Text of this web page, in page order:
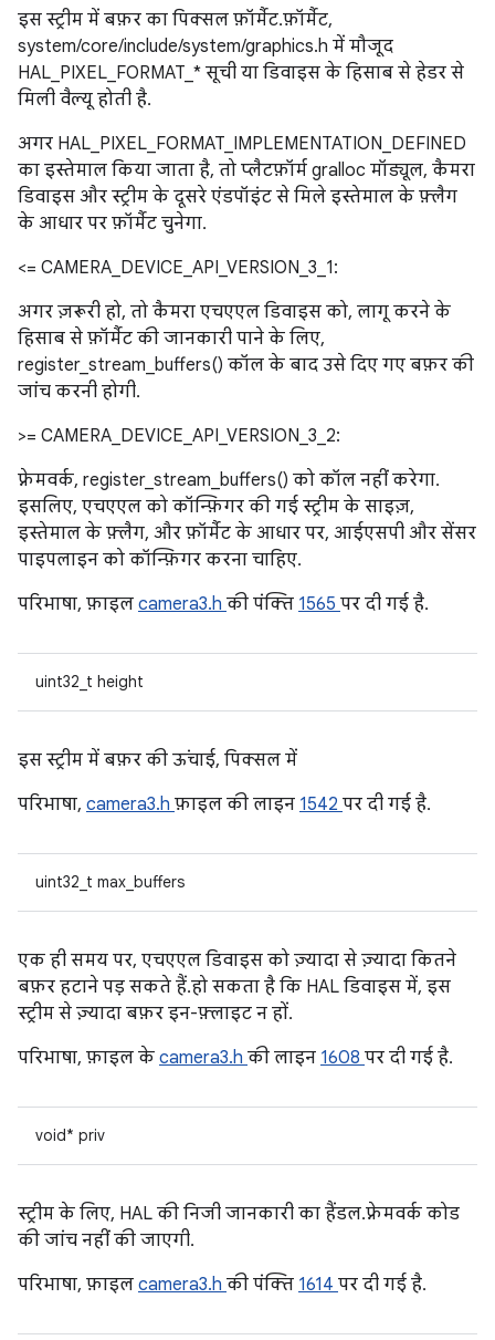
इस स्ट्रीम में बफ़र का पिक्सल फ़ॉर्मैट. फ़ॉर्मैट,
system/core/include/system/graphics.h में मौजूद
HAL_PIXEL_FORMAT_* सूची या डिवाइस के हिसाब से हेडर से
मिली वैल्यू होती है.
अगर HAL_PIXEL_FORMAT_IMPLEMENTATION_DEFINED
का इस्तेमाल किया जाता है, तो प्लैटफ़ॉर्म gralloc मॉड्यूल, कैमरा
डिवाइस और स्ट्रीम के दूसरे एंडपॉइंट से मिले इस्तेमाल के फ़्लैग
के आधार पर फ़ॉर्मैट चुनेगा.
<= CAMERA_DEVICE_API_VERSION_3_1:
अगर ज़रूरी हो, तो कैमरा एचएएल डिवाइस को, लागू करने के
हिसाब से फ़ॉर्मैट की जानकारी पाने के लिए,
register_stream_buffers() कॉल के बाद उसे दिए गए बफ़र की
जांच करनी होगी.
>= CAMERA_DEVICE_API_VERSION_3_2:
फ़्रेमवर्क, register_stream_buffers() को कॉल नहीं करेगा.
इसलिए, एचएएल को कॉन्फ़िगर की गई स्ट्रीम के साइज़,
इस्तेमाल के फ़्लैग, और फ़ॉर्मैट के आधार पर, आईएसपी और सेंसर
पाइपलाइन को कॉन्फ़िगर करना चाहिए.
परिभाषा, फ़ाइल camera3.h की पंक्ति 1565 पर दी गई है.
uint32_t height
इस स्ट्रीम में बफ़र की ऊंचाई, पिक्सल में
परिभाषा, camera3.h फ़ाइल की लाइन 1542 पर दी गई है.
uint32_t max_buffers
एक ही समय पर, एचएएल डिवाइस को ज़्यादा से ज़्यादा कितने
बफ़र हटाने पड़ सकते हैं. हो सकता है कि HAL डिवाइस में, इस
स्ट्रीम से ज़्यादा बफ़र इन-फ़्लाइट न हों.
परिभाषा, फ़ाइल के camera3.h की लाइन 1608 पर दी गई है.
void* priv
स्ट्रीम के लिए, HAL की निजी जानकारी का हैंडल. फ़्रेमवर्क कोड
की जांच नहीं की जाएगी.
परिभाषा, फ़ाइल camera3.h की पंक्ति 1614 पर दी गई है.